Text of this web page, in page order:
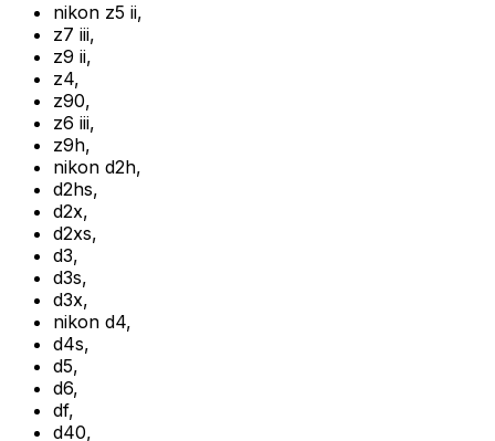
nikon z5 ii,
z7 iii,
z9 ii,
z4,
z90,
z6 iii,
z9h,
nikon d2h,
d2hs,
d2x,
d2xs,
d3,
d3s,
d3x,
nikon d4,
d4s,
d5,
d6,
df,
d40,